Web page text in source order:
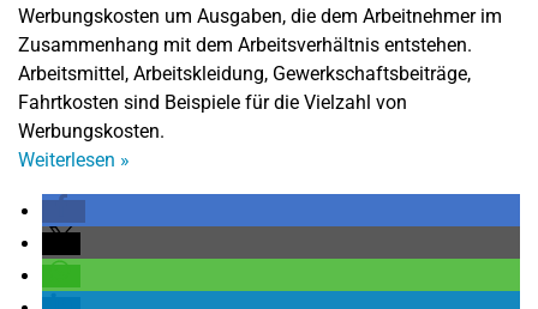
Werbungskosten um Ausgaben, die dem Arbeitnehmer im
Zusammenhang mit dem Arbeitsverhältnis entstehen.
Arbeitsmittel, Arbeitskleidung, Gewerkschaftsbeiträge,
Fahrtkosten sind Beispiele für die Vielzahl von
Werbungskosten.
Weiterlesen »